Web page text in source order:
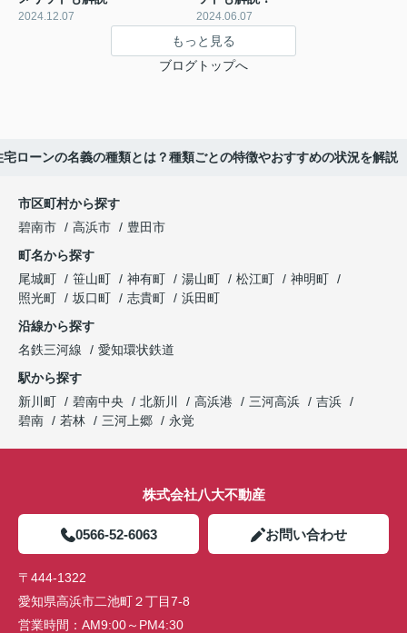
2024.12.07 2024.06.07
もっと見る
ブログトップへ
宅ローンの名義の種類とは？種類ごとの特徴やおすすめの状況を解説
市区町村から探す
碧南市
高浜市
豊田市
町名から探す
尾城町
笹山町 神有町 湯山町 松江町
神明町
照光町
坂口町 志貴町
浜田町
沿線から探す
名鉄三河線
愛知環状鉄道
駅から探す
新川町
碧南中央 北新川 高浜港 三河高浜
吉浜
碧南
若林 三河上郷 永覚
株式会社八大不動産
0566-52-6063 お問い合わせ
〒444-1322
愛知県高浜市二池町２丁目7-8
営業時間： AM9:00～PM4:30